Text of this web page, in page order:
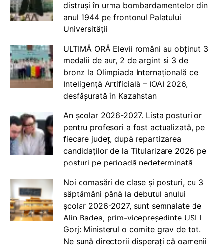
distruși în urma bombardamentelor din
anul 1944 pe frontonul Palatului
Universității
ULTIMĂ ORĂ Elevii români au obținut 3
medalii de aur, 2 de argint și 3 de
bronz la Olimpiada Internațională de
Inteligență Artificială – IOAI 2026,
desfășurată în Kazahstan
An școlar 2026-2027. Lista posturilor
pentru profesori a fost actualizată, pe
fiecare județ, după repartizarea
candidaților de la Titularizare 2026 pe
posturi pe perioadă nedeterminată
Noi comasări de clase și posturi, cu 3
săptămâni până la debutul anului
școlar 2026-2027, sunt semnalate de
Alin Badea, prim-vicepreședinte USLI
Gorj: Ministerul o comite grav de tot.
Ne sună directorii disperați că oamenii